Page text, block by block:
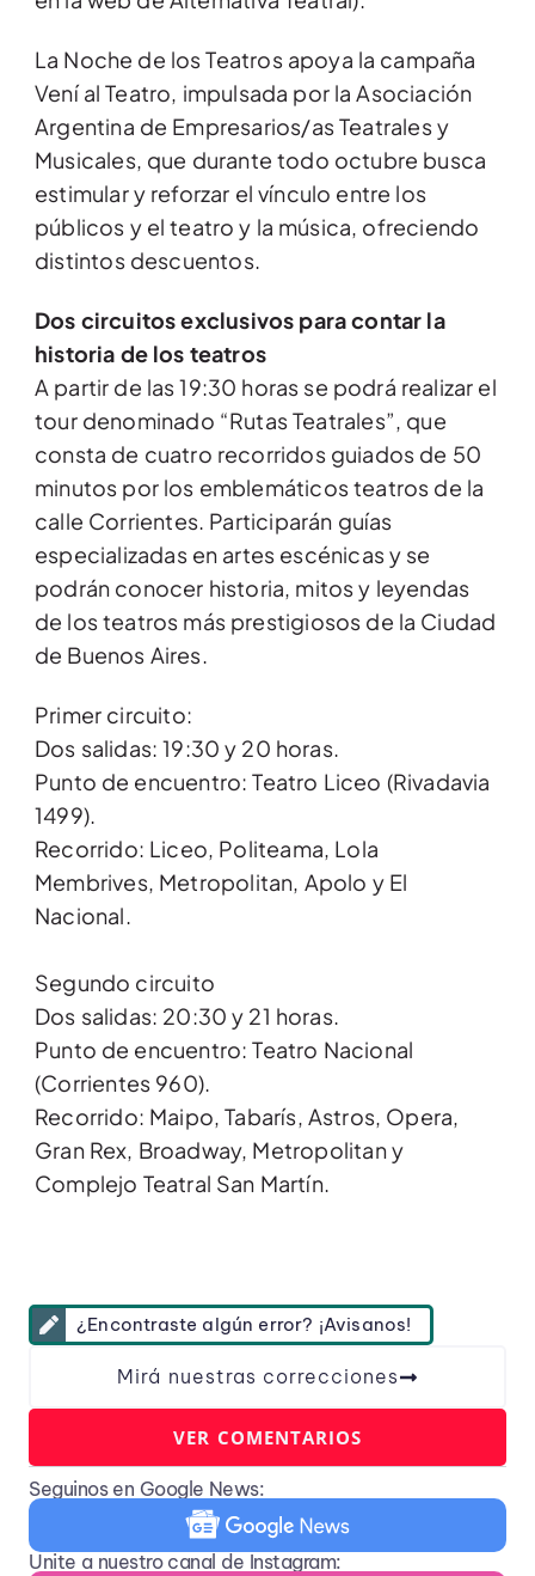
La Noche de los Teatros apoya la campaña
Vení al Teatro, impulsada por la Asociación
Argentina de Empresarios/as Teatrales y
Musicales, que durante todo octubre busca
estimular y reforzar el vínculo entre los
públicos y el teatro y la música, ofreciendo
distintos descuentos.
Dos circuitos exclusivos para contar la
historia de los teatros
A partir de las 19:30 horas se podrá realizar el
tour denominado “Rutas Teatrales”, que
consta de cuatro recorridos guiados de 50
minutos por los emblemáticos teatros de la
calle Corrientes. Participarán guías
especializadas en artes escénicas y se
podrán conocer historia, mitos y leyendas
de los teatros más prestigiosos de la Ciudad
de Buenos Aires.
Primer circuito:
Dos salidas: 19:30 y 20 horas.
Punto de encuentro: Teatro Liceo (Rivadavia
1499).
Recorrido: Liceo, Politeama, Lola
Membrives, Metropolitan, Apolo y El
Nacional.
Segundo circuito
Dos salidas: 20:30 y 21 horas.
Punto de encuentro: Teatro Nacional
(Corrientes 960).
Recorrido: Maipo, Tabarís, Astros, Opera,
Gran Rex, Broadway, Metropolitan y
Complejo Teatral San Martín.
¿Encontraste algún error? ¡Avisanos!
Mirá nuestras correcciones
VER COMENTARIOS
Seguinos en Google News:
Unite a nuestro canal de Instagram: